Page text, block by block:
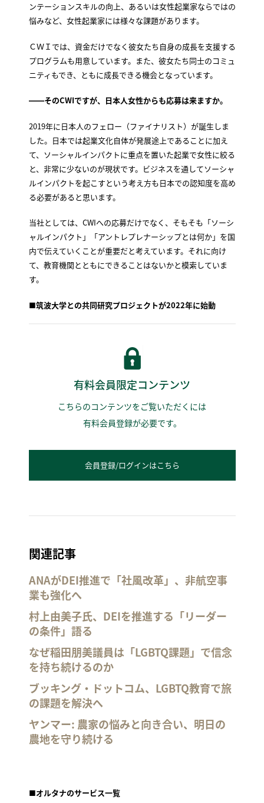
ンテーションスキルの向上、あるいは女性起業家ならではの
悩みなど、女性起業家には様々な課題があります。
ＣＷＩでは、資金だけでなく彼女たち自身の成長を支援する
プログラムも用意しています。また、彼女たち同士のコミュ
ニティもでき、ともに成長できる機会となっています。
――そのCWIですが、日本人女性からも応募は来ますか。
2019年に日本人のフェロー（ファイナリスト）が誕生しま
した。日本では起業文化自体が発展途上であることに加え
て、ソーシャルインパクトに重点を置いた起業で女性に絞る
と、非常に少ないのが現状です。ビジネスを通してソーシャ
ルインパクトを起こすという考え方も日本での認知度を高め
る必要があると思います。
当社としては、CWIへの応募だけでなく、そもそも「ソーシ
ャルインパクト」「アントレプレナーシップとは何か」を国
内で伝えていくことが重要だと考えています。それに向け
て、教育機関とともにできることはないかと模索していま
す。
■筑波大学との共同研究プロジェクトが2022年に始動
有料会員限定コンテンツ
こちらのコンテンツをご覧いただくには
有料会員登録が必要です。
会員登録/ログインはこちら
関連記事
ANAがDEI推進で「社風改革」、非航空事
業も強化へ
村上由美子氏、DEIを推進する「リーダー
の条件」語る
なぜ稲田朋美議員は「LGBTQ課題」で信念
を持ち続けるのか
ブッキング・ドットコム、LGBTQ教育で旅
の課題を解決へ
ヤンマー: 農家の悩みと向き合い、明日の
農地を守り続ける
■オルタナのサービス一覧